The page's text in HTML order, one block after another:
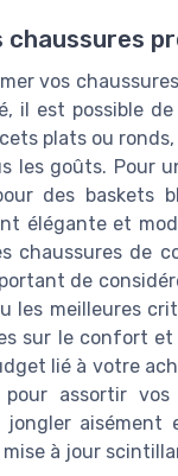
chaussures
vos
il est possible
plats ou
les goûts. Pour
des baskets
élégante et
chaussures de
de
les meilleures
sur le confort
lié à votre
assortir
à jour